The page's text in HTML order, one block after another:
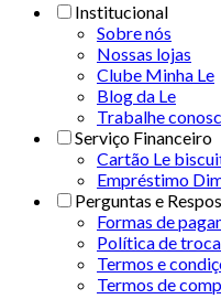
Institucional
Sobre nós
Nossas lojas
Clube Minha Le
Blog da Le
Trabalhe
Serviço Financeiro
Cartão Le
Empréstimo
Perguntas e
Formas de
Política de
Termos e
Termos de